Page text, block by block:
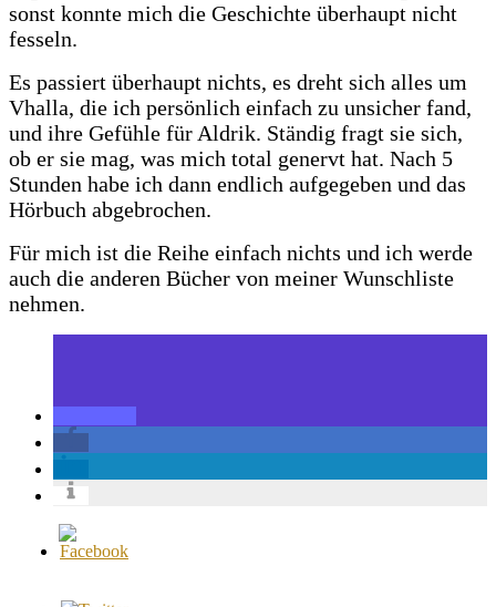
sonst konnte mich die Geschichte überhaupt nicht
fesseln.
Es passiert überhaupt nichts, es dreht sich alles um
Vhalla, die ich persönlich einfach zu unsicher fand,
und ihre Gefühle für Aldrik. Ständig fragt sie sich,
ob er sie mag, was mich total genervt hat. Nach 5
Stunden habe ich dann endlich aufgegeben und das
Hörbuch abgebrochen.
Für mich ist die Reihe einfach nichts und ich werde
auch die anderen Bücher von meiner Wunschliste
nehmen.